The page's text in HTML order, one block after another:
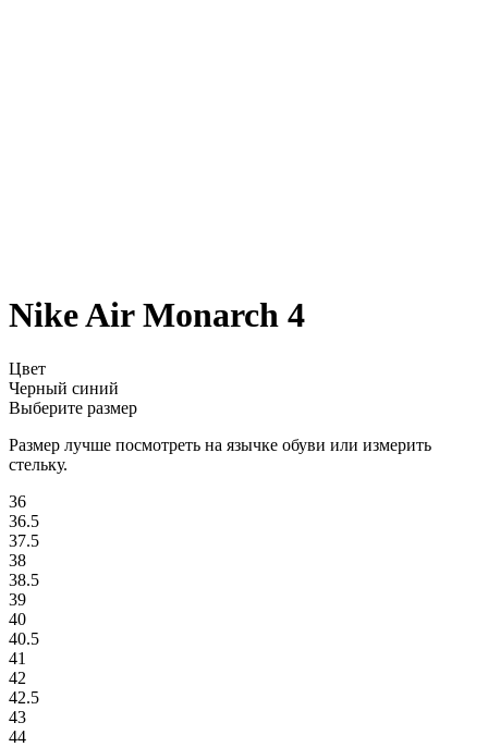
Nike Air Monarch 4
Цвет
Черный синий
Выберите размер
Размер лучше посмотреть на язычке обуви или измерить
стельку.
36
36.5
37.5
38
38.5
39
40
40.5
41
42
42.5
43
44